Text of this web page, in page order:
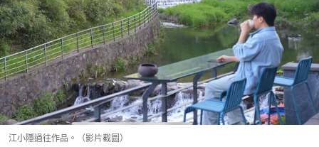
江小隱過往作品。（影片截圖）